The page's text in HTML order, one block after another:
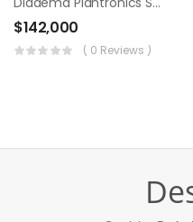
$142,000
( 0 Reviews )